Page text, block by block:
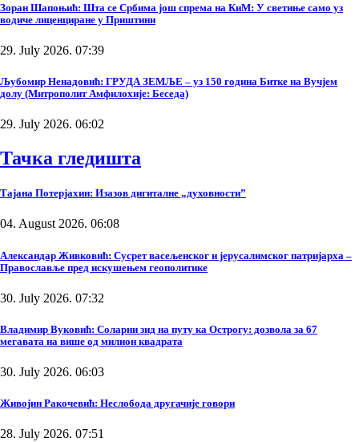
Зоран Шапоњић: Шта се Србима још спрема на КиМ: У светиње само уз
водиче лиценциране у Приштини
29. July 2026. 07:39
Љубомир Ненадовић: ГРУДА ЗЕМЉЕ – уз 150 година Битке на Вучјем
долу (Митрополит Амфилохије: Беседа)
29. July 2026. 06:02
Тачка гледишта
Тајана Потерјахин: Изазов дигиталне „духовности”
04. August 2026. 06:08
Александар Живковић: Сусрет васељенског и јерусалимског патријарха –
Православље пред искушењем геополитике
30. July 2026. 07:32
Владимир Вуковић: Соларни зид на путу ка Острогу: дозвола за 67
мегавата на више од милион квадрата
30. July 2026. 06:03
Живојин Ракочевић: Неслобода другачије говори
28. July 2026. 07:51